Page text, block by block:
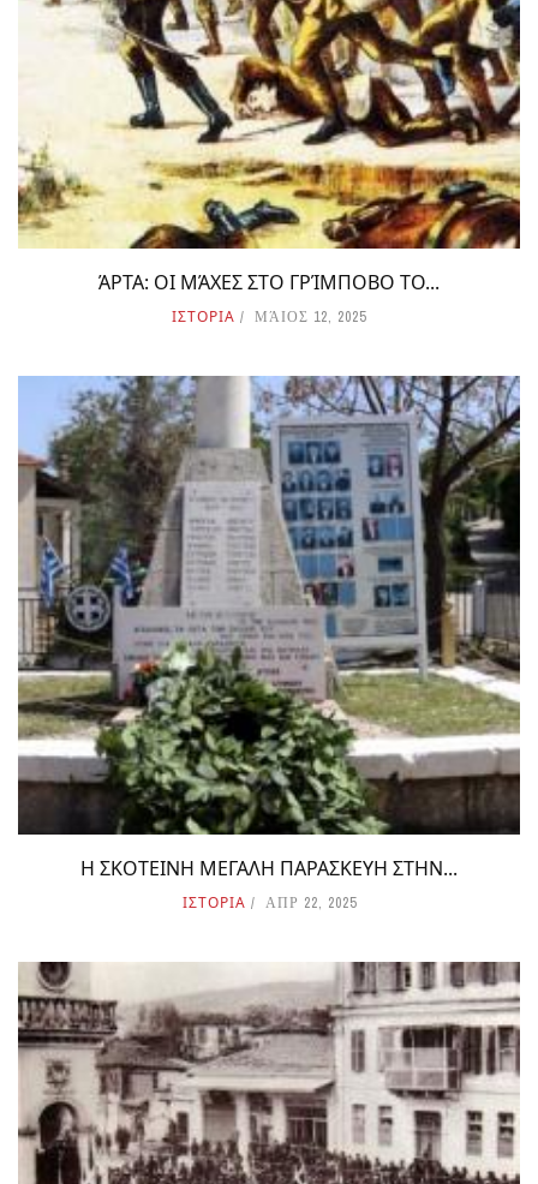
ΆΡΤΑ: ΟΙ ΜΆΧΕΣ ΣΤΟ ΓΡΊΜΠΟΒΟ ΤΟ...
ΙΣΤΟΡΙΑ ΜΆΙΟΣ 12, 2025
Η ΣΚΟΤΕΙΝΗ ΜΕΓΑΛΗ ΠΑΡΑΣΚΕΥΗ ΣΤΗΝ...
ΙΣΤΟΡΙΑ ΑΠΡ 22, 2025